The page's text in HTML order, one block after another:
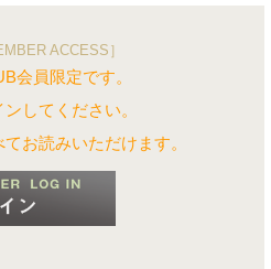
ACCESS］
会員限定です。
してください。
お読みいただけます。